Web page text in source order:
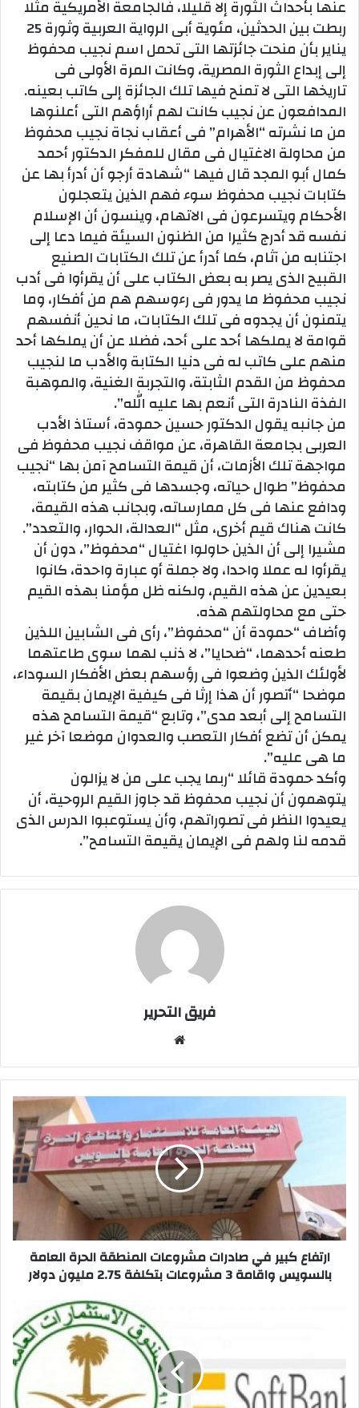
عنها بأحداث الثورة إلا قليلا، فالجامعة الأمريكية مثلا
ربطت بين الحدثين، مئوية أبى الرواية العربية وثورة 25
يناير بأن منحت جائزتها التى تحمل اسم نجيب محفوظ
إلى إبداع الثورة المصرية، وكانت المرة الأولى فى
تاريخها التى لا تمنح فيها تلك الجائزة إلى كاتب بعينه.
المدافعون عن نجيب كانت لهم أراؤهم التى أعلنوها
من ما نشرته “الأهرام” فى أعقاب نجاة نجيب محفوظ
من محاولة الاغتيال فى مقال للمفكر الدكتور أحمد
كمال أبو المجد قال فيها “شهادة أرجو أن أدرأ بها عن
كتابات نجيب محفوظ سوء فهم الذين يتعجلون
الأحكام ويتسرعون فى الاتهام، وينسون أن الإسلام
نفسه قد أدرج كثيرا من الظنون السيئة فيما دعا إلى
اجتنابه من آثام، كما أدرأ عن تلك الكتابات الصنيع
القبيح الذى يصر به بعض الكتاب على أن يقرأوا فى أدب
نجيب محفوظ ما يدور فى رءوسهم هم من أفكار، وما
يتمنون أن يجدوه فى تلك الكتابات، ما نحين أنفسهم
قوامة لا يملكها أحد على أحد، فضلا عن أن يملكها أحد
منهم على كاتب له فى دنيا الكتابة والأدب ما لنجيب
محفوظ من القدم الثابتة، والتجربة الغنية، والموهبة
الفذة النادرة التى أنعم بها عليه الله”.
من جانبه يقول الدكتور حسين حمودة، أستاذ الأدب
العربى بجامعة القاهرة، عن مواقف نجيب محفوظ فى
مواجهة تلك الأزمات، أن قيمة التسامح آمن بها “نجيب
محفوظ” طوال حياته، وجسدها فى كثير من كتابته،
ودافع عنها فى كل ممارساته، وبجانب هذه القيمة،
كانت هناك قيم أخرى، مثل “العدالة، الحوار، والتعدد”.
مشيرا إلى أن الذين حاولوا اغتيال “محفوظ”، دون أن
يقرأوا له عملا واحدا، ولا جملة أو عبارة واحدة، كانوا
بعيدين عن هذه القيم، ولكنه ظل مؤمنا بهذه القيم
حتى مع محاولتهم هذه.
وأضاف “حمودة أن “محفوظ”، رأى فى الشابين اللذين
طعنه أحدهما، “ضحايا”، لا ذنب لهما سوى طاعتهما
لأولئك الذين وضعوا فى رؤسهم بعض الأفكار السوداء،
موضحا “أتصور أن هذا إرثا فى كيفية الإيمان بقيمة
التسامح إلى أبعد مدى”، وتابع “قيمة التسامح هذه
يمكن أن تضع أفكار التعصب والعدوان موضعا آخر غير
ما هى عليه”.
وأكد حمودة قائلا “ربما يجب على من لا يزالون
يتوهمون أن نجيب محفوظ قد جاوز القيم الروحية، أن
يعيدوا النظر فى تصوراتهم، وأن يستوعبوا الدرس الذى
قدمه لنا ولهم فى الإيمان يقيمة التسامح”.
فريق التحرير
المنطقة
الحرة
العامة
بالسويس
واقامة
مشروعات
ارتفاع كبير في صادرات مشروعات المنطقة الحرة العامة
بالسويس واقامة 3 مشروعات بتكلفة 2.75 مليون دولار
سعودي
ياباني